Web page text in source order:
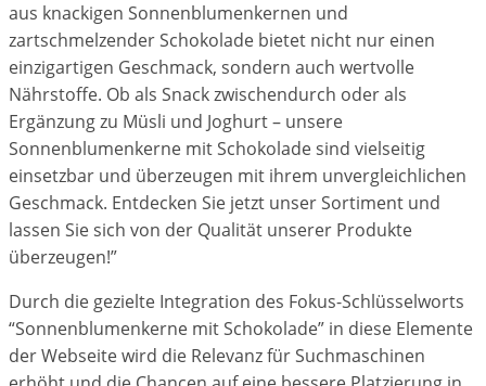
aus knackigen Sonnenblumenkernen und
zartschmelzender Schokolade bietet nicht nur einen
einzigartigen Geschmack, sondern auch wertvolle
Nährstoffe. Ob als Snack zwischendurch oder als
Ergänzung zu Müsli und Joghurt – unsere
Sonnenblumenkerne mit Schokolade sind vielseitig
einsetzbar und überzeugen mit ihrem unvergleichlichen
Geschmack. Entdecken Sie jetzt unser Sortiment und
lassen Sie sich von der Qualität unserer Produkte
überzeugen!”
Durch die gezielte Integration des Fokus-Schlüsselworts
“Sonnenblumenkerne mit Schokolade” in diese Elemente
der Webseite wird die Relevanz für Suchmaschinen